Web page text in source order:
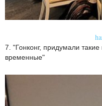
7. "Гонконг, придумали
временные"